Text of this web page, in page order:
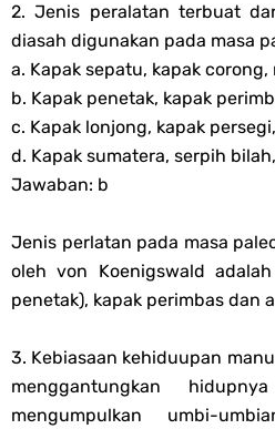
2. Jenis peralatan terbuat
diasah digunakan pada masa
a. Kapak sepatu, kapak corong,
b. Kapak penetak, kapak
c. Kapak lonjong, kapak
d. Kapak sumatera, serpih
Jawaban: b
Jenis perlatan pada masa
oleh von Koenigswald
penetak), kapak perimbas dan
3. Kebiasaan kehiduupan
menggantungkan
mengumpulkan umbi-